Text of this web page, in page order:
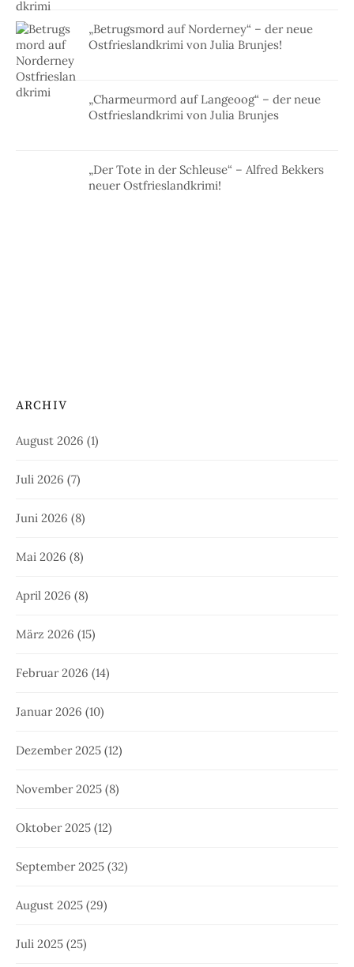
„Betrugsmord auf Norderney“ – der neue
Ostfrieslandkrimi von Julia Brunjes!
„Charmeurmord auf Langeoog“ – der neue
Ostfrieslandkrimi von Julia Brunjes
„Der Tote in der Schleuse“ – Alfred Bekkers
neuer Ostfrieslandkrimi!
ARCHIV
August 2026 (1)
Juli 2026 (7)
Juni 2026 (8)
Mai 2026 (8)
April 2026 (8)
März 2026 (15)
Februar 2026 (14)
Januar 2026 (10)
Dezember 2025 (12)
November 2025 (8)
Oktober 2025 (12)
September 2025 (32)
August 2025 (29)
Juli 2025 (25)